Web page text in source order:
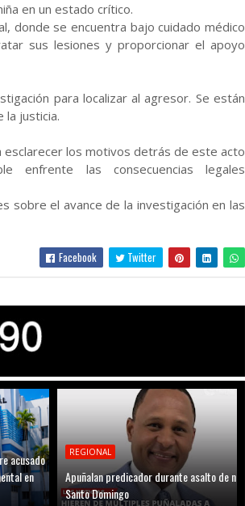
en un estado crítico.
donde se encuentra bajo cuidado médico
sus lesiones y proporcionar el apoyo
para localizar al agresor. Se están
la justicia.
los motivos detrás de este acto
enfrente las consecuencias legales
sobre el avance de la investigación en las
Facebook Twitter
acusado
en
REGIONAL
Apuñalan predicador durante asalto de n
Santo Domingo